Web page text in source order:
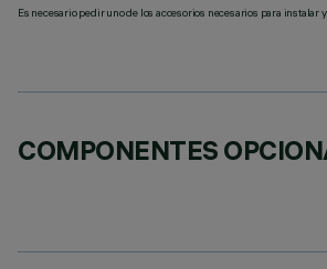
Es necesario pedir uno de los accesorios necesarios para
COMPONENTES